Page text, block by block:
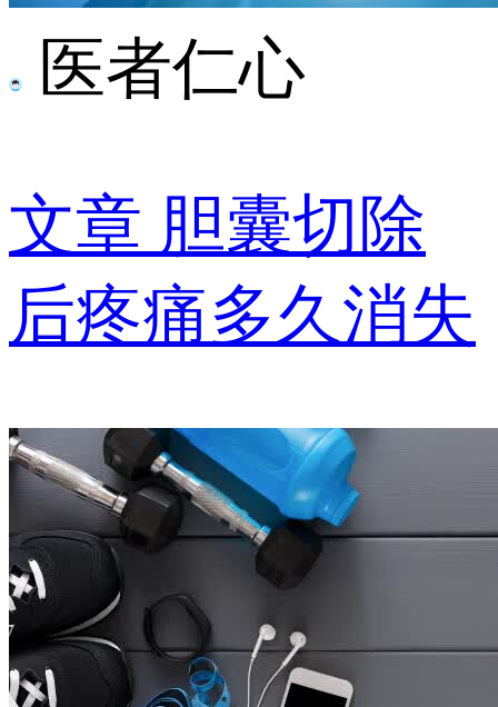
医者仁心
文章 胆囊切除
后疼痛多久消失